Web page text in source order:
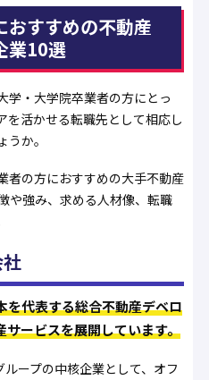
おすすめの不動産
業10選
学・大学院卒業者の方にとっ
を活かせる転職先として相応し
か。
者の方におすすめの大手不動産
や強み、求める人材像、転職
を代表する総合不動産デベロ
ービスを展開しています。
ープの中核企業として、オフ